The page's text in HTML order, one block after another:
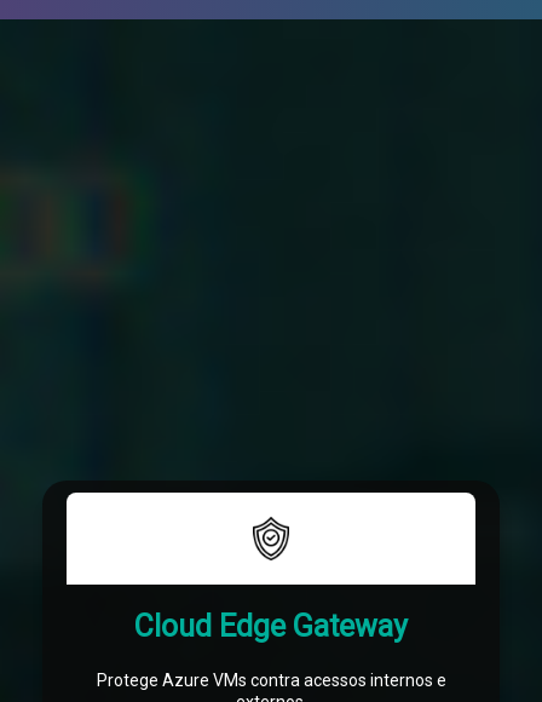
Cloud Edge Gateway
Protege Azure VMs contra acessos internos e